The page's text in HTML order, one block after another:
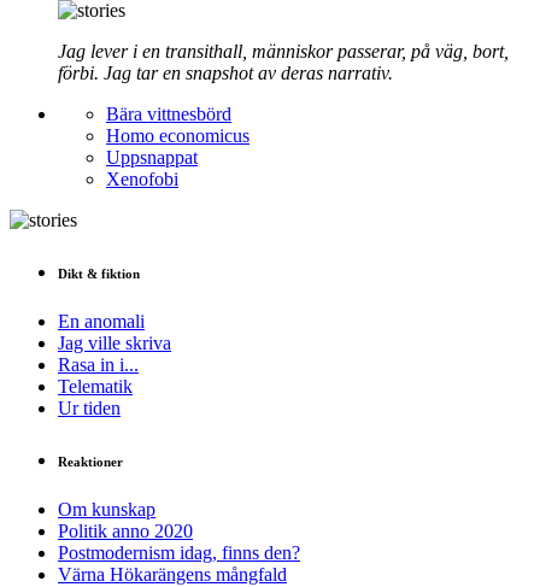
Jag lever i en transithall, människor passerar, på väg, bort,
förbi. Jag tar en snapshot av deras narrativ.
Bära vittnesbörd
Homo economicus
Uppsnappat
Xenofobi
Dikt & fiktion
En anomali
Jag ville skriva
Rasa in i...
Telematik
Ur tiden
Reaktioner
Om kunskap
Politik anno 2020
Postmodernism idag, finns den?
Värna Hökarängens mångfald